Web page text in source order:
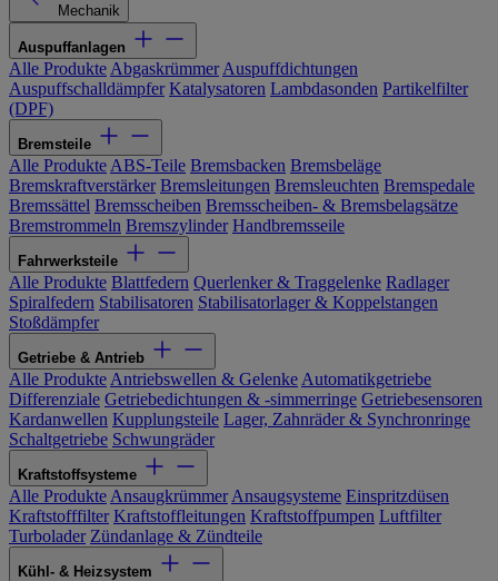
Mechanik
Auspuffanlagen
Alle Produkte Abgaskrümmer Auspuffdichtungen
Auspuffschalldämpfer Katalysatoren Lambdasonden Partikelfilter
(DPF)
Bremsteile
Alle Produkte ABS-Teile Bremsbacken Bremsbeläge
Bremskraftverstärker Bremsleitungen Bremsleuchten Bremspedale
Bremssättel Bremsscheiben Bremsscheiben- & Bremsbelagsätze
Bremstrommeln Bremszylinder Handbremsseile
Fahrwerksteile
Alle Produkte Blattfedern Querlenker & Traggelenke Radlager
Spiralfedern Stabilisatoren Stabilisatorlager & Koppelstangen
Stoßdämpfer
Getriebe & Antrieb
Alle Produkte Antriebswellen & Gelenke Automatikgetriebe
Differenziale Getriebedichtungen & -simmerringe Getriebesensoren
Kardanwellen Kupplungsteile Lager, Zahnräder & Synchronringe
Schaltgetriebe Schwungräder
Kraftstoffsysteme
Alle Produkte Ansaugkrümmer Ansaugsysteme Einspritzdüsen
Kraftstofffilter Kraftstoffleitungen Kraftstoffpumpen Luftfilter
Turbolader Zündanlage & Zündteile
Kühl- & Heizsystem